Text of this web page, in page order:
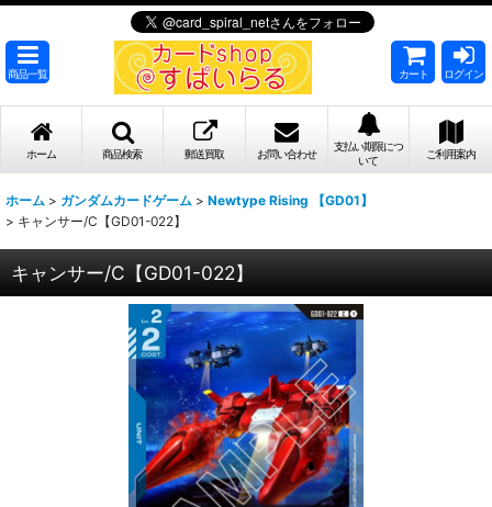
商品一覧 カート ログイン
ホーム 商品検索 郵送買取 お問い合わせ
支払い期限につ
いて
ご利用案内
ホーム > ガンダムカードゲーム > Newtype Rising 【GD01】
> キャンサー/C【GD01-022】
キャンサー/C【GD01-022】